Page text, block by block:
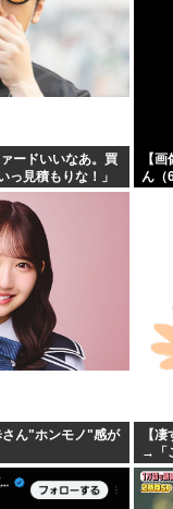
川、死体が上がる
、番組出演者から
円
こういう恵体メロ
1回でもセックスし
ードいいなあ。買
っ見積もりな！」
」←お前らもそう
【
ん（
シ
「
さん"ホンモノ"感が
【
→「